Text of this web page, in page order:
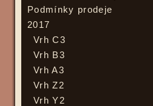
Podmínky prodeje
2017
Vrh C3
Vrh B3
Vrh A3
Vrh Z2
Vrh Y2